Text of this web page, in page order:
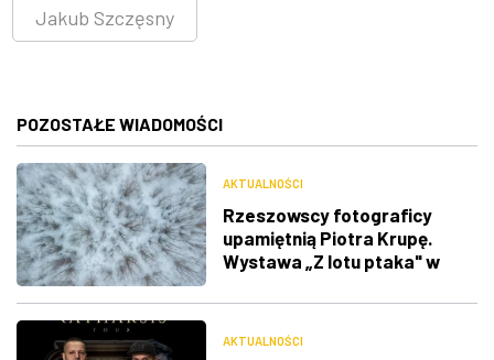
Jakub Szczęsny
POZOSTAŁE WIADOMOŚCI
AKTUALNOŚCI
Rzeszowscy fotograficy
upamiętnią Piotra Krupę.
Wystawa „Z lotu ptaka" w
AKTUALNOŚCI